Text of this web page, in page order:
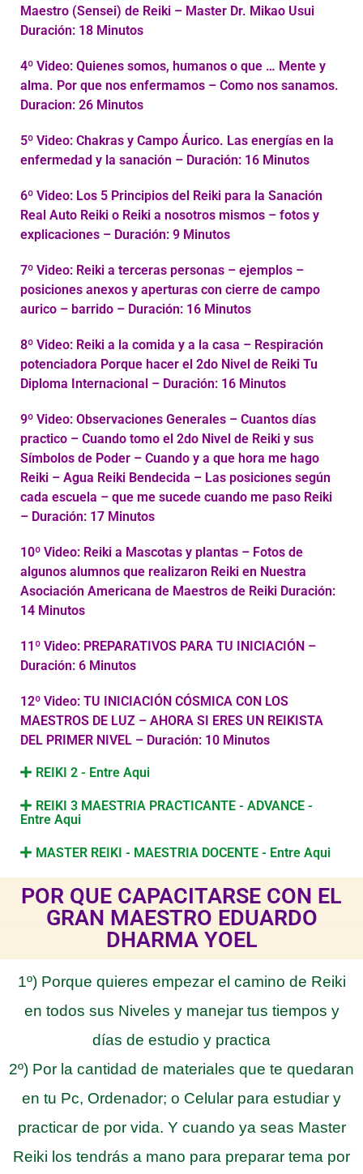
Maestro (Sensei) de Reiki – Master Dr. Mikao Usui
Duración: 18 Minutos
4º Video: Quienes somos, humanos o que … Mente y
alma. Por que nos enfermamos – Como nos sanamos.
Duracion: 26 Minutos
5º Video: Chakras y Campo Áurico. Las energías en la
enfermedad y la sanación – Duración: 16 Minutos
6º Video: Los 5 Principios del Reiki para la Sanación
Real Auto Reiki o Reiki a nosotros mismos – fotos y
explicaciones – Duración: 9 Minutos
7º Video: Reiki a terceras personas – ejemplos –
posiciones anexos y aperturas con cierre de campo
aurico – barrido – Duración: 16 Minutos
8º Video: Reiki a la comida y a la casa – Respiración
potenciadora Porque hacer el 2do Nivel de Reiki Tu
Diploma Internacional – Duración: 16 Minutos
9º Video: Observaciones Generales – Cuantos días
practico – Cuando tomo el 2do Nivel de Reiki y sus
Símbolos de Poder – Cuando y a que hora me hago
Reiki – Agua Reiki Bendecida – Las posiciones según
cada escuela – que me sucede cuando me paso Reiki
– Duración: 17 Minutos
10º Video: Reiki a Mascotas y plantas – Fotos de
algunos alumnos que realizaron Reiki en Nuestra
Asociación Americana de Maestros de Reiki Duración:
14 Minutos
11º Video: PREPARATIVOS PARA TU INICIACIÓN –
Duración: 6 Minutos
12º Video: TU INICIACIÓN CÓSMICA CON LOS
MAESTROS DE LUZ – AHORA SI ERES UN REIKISTA
DEL PRIMER NIVEL – Duración: 10 Minutos
REIKI 2 - Entre Aqui
REIKI 3 MAESTRIA PRACTICANTE - ADVANCE -
Entre Aqui
MASTER REIKI - MAESTRIA DOCENTE - Entre Aqui
POR QUE CAPACITARSE CON EL
GRAN MAESTRO EDUARDO
DHARMA YOEL
1º) Porque quieres empezar el camino de Reiki
en todos sus Niveles y manejar tus tiempos y
días de estudio y practica
2º) Por la cantidad de materiales que te quedaran
en tu Pc, Ordenador; o Celular para estudiar y
practicar de por vida. Y cuando ya seas Master
Reiki los tendrás a mano para preparar tema por